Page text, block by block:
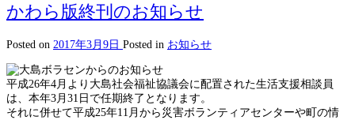
かわら版終刊のお知らせ
Posted on 2017年3月9日 Posted in お知らせ
平成26年4月より大島社会福祉協議会に配置された生活支援相談員
は、本年3月31日で任期終了となります。
それに併せて平成25年11月から災害ボランティアセンターや町の情